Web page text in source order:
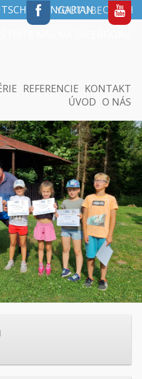
HUNGARIAN
CZECH
YOUTUBE
NÁS NA FACEBOOKU
KONTAKT
REFERENCIE
O NÁS
ÚVOD